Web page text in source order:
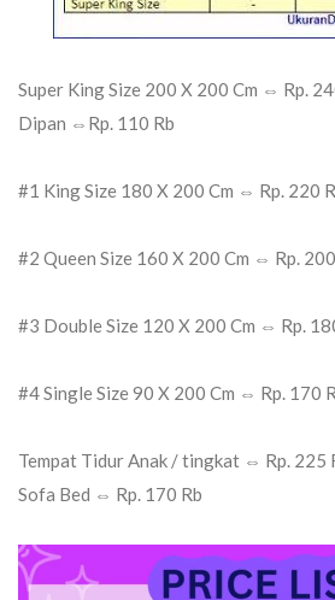
Super King Size 200 X 200 Cm ⇔ Rp.
Dipan ⇔Rp. 110 Rb
#1 King Size 180 X 200 Cm ⇔ Rp. 220
#2 Queen Size 160 X 200 Cm ⇔ Rp.
#3 Double Size 120 X 200 Cm ⇔ Rp.
#4 Single Size 90 X 200 Cm ⇔ Rp. 170
Tempat Tidur Anak / tingkat ⇔ Rp. 225
Sofa Bed ⇔ Rp. 170 Rb